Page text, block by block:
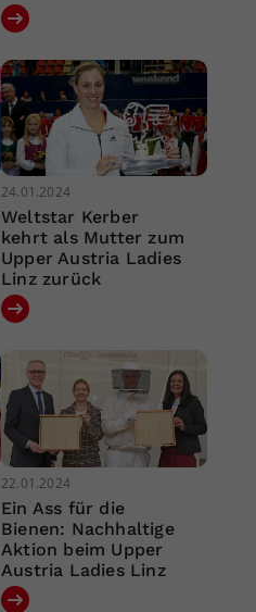
24.01.2024
Weltstar Kerber
kehrt als Mutter zum
Upper Austria Ladies
Linz zurück
22.01.2024
Ein Ass für die
Bienen: Nachhaltige
Aktion beim Upper
Austria Ladies Linz